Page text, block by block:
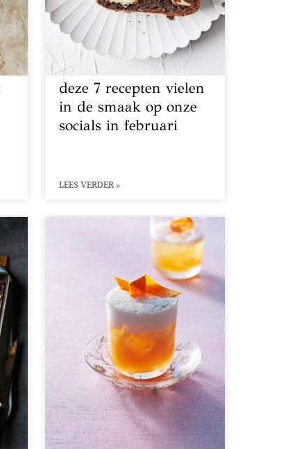
deze 7 recepten vielen
in de smaak op onze
socials in februari
LEES VERDER »